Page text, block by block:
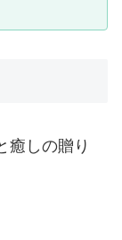
癒しの贈り